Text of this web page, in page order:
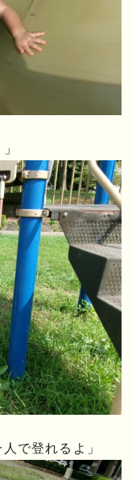
で登れるよ」